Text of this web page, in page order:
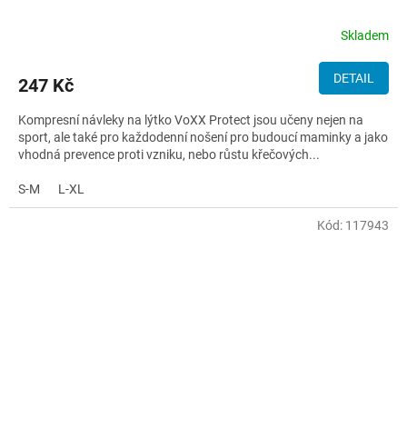
Skladem
247 Kč DETAIL
Kompresní návleky na lýtko VoXX Protect jsou učeny nejen na
sport, ale také pro každodenní nošení pro budoucí maminky a jako
vhodná prevence proti vzniku, nebo růstu křečových...
S-M L-XL
Kód: 117943